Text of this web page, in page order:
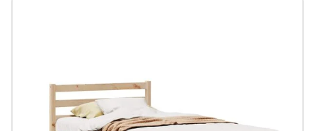
#sharemevidaxl